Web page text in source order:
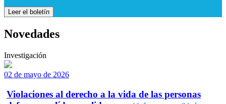
Leer el boletín
Novedades
Investigación
02 de mayo de 2026
Violaciones al derecho a la vida de las personas